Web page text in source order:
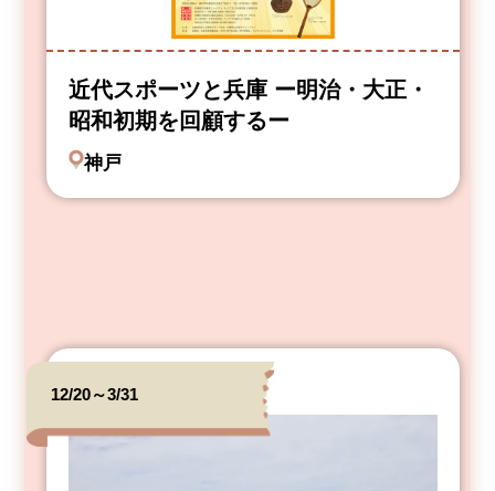
近代スポーツと兵庫 ー明治・大正・
昭和初期を回顧するー
神戸
12/20～3/31